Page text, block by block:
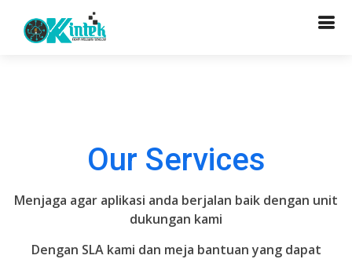
Our Services
Menjaga agar aplikasi anda berjalan baik dengan unit
dukungan kami
Dengan SLA kami dan meja bantuan yang dapat